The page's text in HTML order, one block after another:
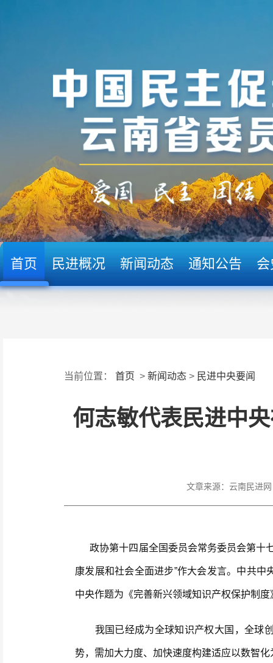
首页 民进概况 新闻动态 通知公告 会
当前位置： 首页 > 新闻动态 > 民进中央要闻
何志敏代表民进中
文章来源： 云南民进网
政协第十四届全国委员会常务委员会第十
康发展和社会全面进步”作大会发言。中共
中央作题为《完善新兴领域知识产权保护制
我国已经成为全球知识产权大国，全球创
势，需加大力度、加快速度构建适应以数智